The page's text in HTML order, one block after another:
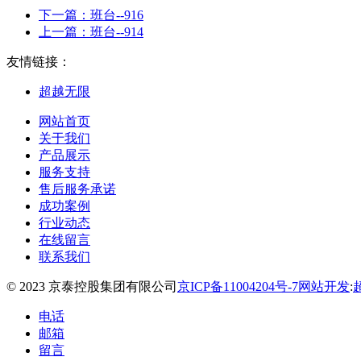
下一篇： 班台--916
上一篇： 班台--914
友情链接：
超越无限
网站首页
关于我们
产品展示
服务支持
售后服务承诺
成功案例
行业动态
在线留言
联系我们
© 2023 京泰控股集团有限公司 京ICP备11004204号-7网站开发:
电话
邮箱
留言